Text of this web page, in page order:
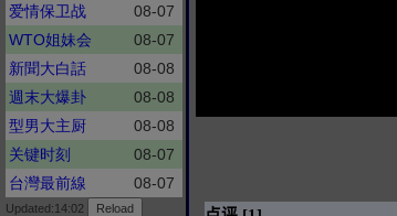
爱情保卫战
08-07
WTO姐妹会
08-07
新聞大白話
08-08
週末大爆卦
08-08
型男大主厨
08-08
关键时刻
08-07
台灣最前線
08-07
Updated:14:02